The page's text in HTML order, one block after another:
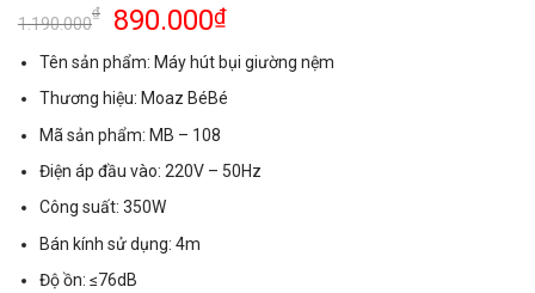
1.190.000
₫ 890.000₫
Tên sản phẩm: Máy hút bụi giường nệm
Thương hiệu: Moaz BéBé
Mã sản phẩm: MB – 108
Điện áp đầu vào: 220V – 50Hz
Công suất: 350W
Bán kính sử dụng: 4m
Độ ồn: ≤76dB